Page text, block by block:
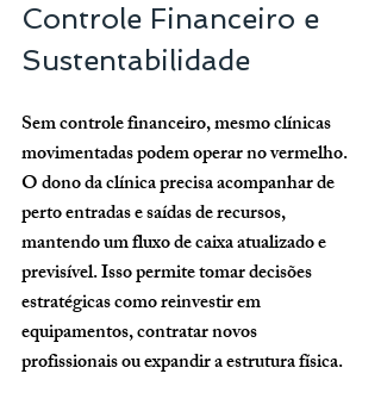
Controle Financeiro e
Sustentabilidade
Sem controle financeiro, mesmo clínicas
movimentadas podem operar no vermelho.
O dono da clínica precisa acompanhar de
perto entradas e saídas de recursos,
mantendo um fluxo de caixa atualizado e
previsível. Isso permite tomar decisões
estratégicas como reinvestir em
equipamentos, contratar novos
profissionais ou expandir a estrutura física.